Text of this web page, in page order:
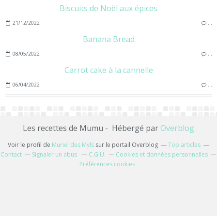
Biscuits de Noël aux épices
21/12/2022
Banana Bread
08/05/2022
Carrot cake à la cannelle
06/04/2022
Les recettes de Mumu - Hébergé parOverblog
Voir le profil de Muriel des Myls sur le portail Overblog
Top articles
Contact
Signaler un abus C.G.U.
Cookies et données personnelles
Préférences cookies